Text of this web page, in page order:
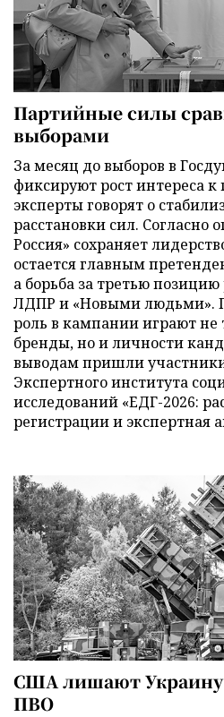
Партийные силы
выборами
За месяц до выборов в
фиксируют рост интереса к
эксперты говорят о
расстановки сил. Согласно
Россия» сохраняет
остается главным
а борьба за третью
ЛДПР и «Новыми людьми».
роль в кампании играют не
бренды, но и личности
выводам пришли участники
Экспертного института
исследований «ЕДГ-2026:
регистрации и экспертная
США лишают Украину
ПВО